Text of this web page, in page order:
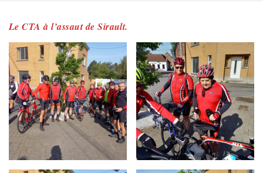
Le CTA à l’assaut de Sirault.